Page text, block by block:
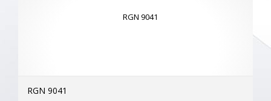
RGN 9041